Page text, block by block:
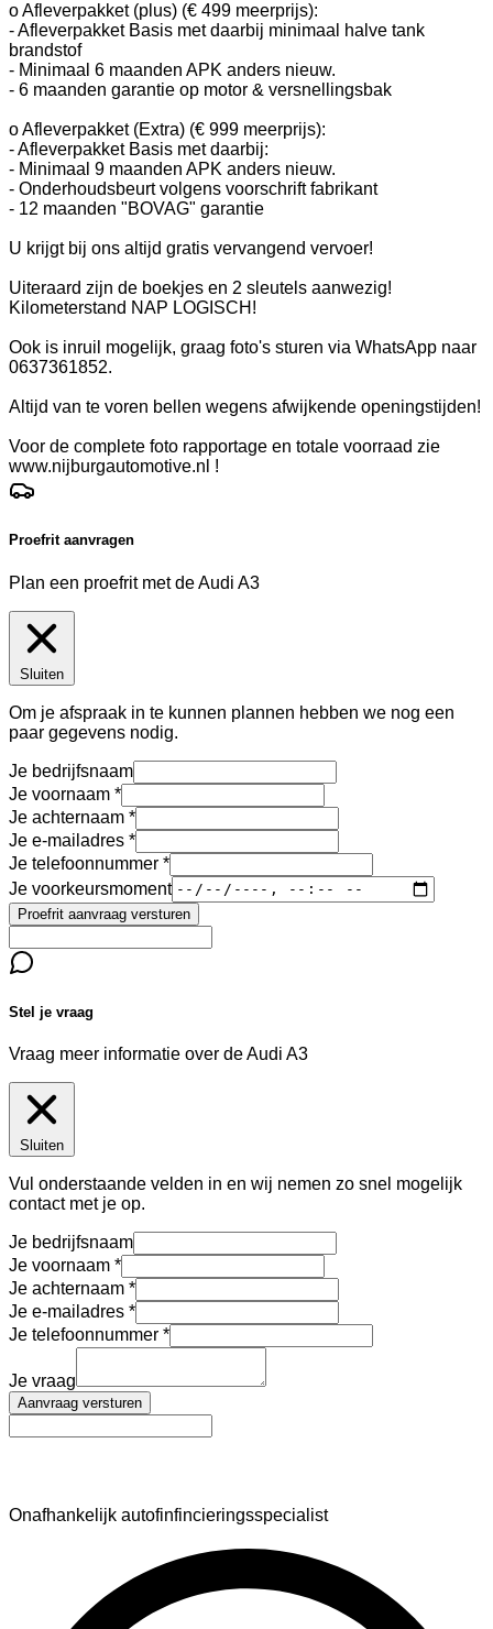
o Afleverpakket (plus) (€ 499 meerprijs):
- Afleverpakket Basis met daarbij minimaal halve tank
brandstof
- Minimaal 6 maanden APK anders nieuw.
- 6 maanden garantie op motor & versnellingsbak
o Afleverpakket (Extra) (€ 999 meerprijs):
- Afleverpakket Basis met daarbij:
- Minimaal 9 maanden APK anders nieuw.
- Onderhoudsbeurt volgens voorschrift fabrikant
- 12 maanden "BOVAG" garantie
U krijgt bij ons altijd gratis vervangend vervoer!
Uiteraard zijn de boekjes en 2 sleutels aanwezig!
Kilometerstand NAP LOGISCH!
Ook is inruil mogelijk, graag foto's sturen via WhatsApp naar
0637361852.
Altijd van te voren bellen wegens afwijkende openingstijden!
Voor de complete foto rapportage en totale voorraad zie
www.nijburgautomotive.nl !
Proefrit aanvragen
Plan een proefrit met de Audi A3
Sluiten
Om je afspraak in te kunnen plannen hebben we nog een
paar gegevens nodig.
Je bedrijfsnaam
Je voornaam
Je achternaam
Je e-mailadres
Je telefoonnummer
Je voorkeursmoment
Proefrit aanvraag versturen
Stel je vraag
Vraag meer informatie over deAudi A3
Sluiten
Vul onderstaande velden in en wij nemen zo snel mogelijk
contact met je op.
Je bedrijfsnaam
Je voornaam
Je achternaam
Je e-mailadres
Je telefoonnummer
Je vraag
Aanvraag versturen
Onafhankelijk autofinfincieringsspecialist